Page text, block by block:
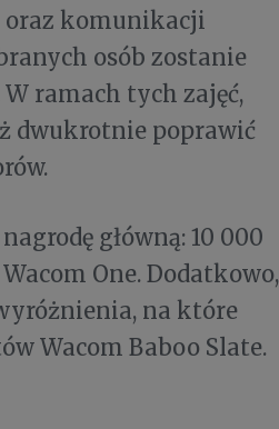
oraz komunikacji
osób zostanie
ramach tych zajęć,
dwukrotnie poprawić
główną: 10 000
One. Dodatkowo,
na które
Wacom Baboo Slate.